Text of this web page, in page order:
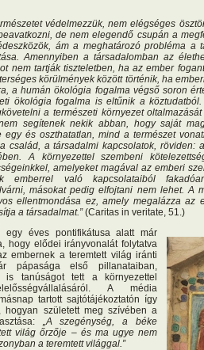
védelmezzük, nem elégséges
de nem elegendő csupán a
ám a meghatározó probléma a
Amennyiben a társadalomban az
nem tartják tiszteletben, ha az ember
körülmények között történik, ha
a humán ökológia fogalma végső soron
ökológia fogalma is eltűnik a
a természeti környezet
segítenek nekik abban, hogy saját
egy és oszthatatlan, mind a természet
család, a társadalmi kapcsolatok, röviden:
A környezettel szembeni
amelyeket magával az emberi
emberrel való kapcsolataiból
másokat pedig elfojtani nem lehet. A
ellentmondása ez, amely megalázza az
a társadalmat.”(Caritas in veritate, 51.)
éves pontifikátusa alatt már
hogy elődei irányvonalát folytatva
embernek a teremtett világ iránti
pápasága első pillanataiban,
is tanúságot tett a környezettel
A média
tartott sajtótájékoztatón így
hogyan született meg szívében a
„A szegénység, a béke
világ őrzője – és ma ugye nem
a teremtett világgal.”